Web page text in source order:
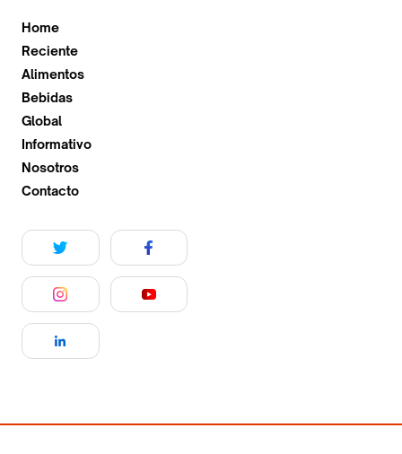
Home
Reciente
Alimentos
Bebidas
Global
Informativo
Nosotros
Contacto